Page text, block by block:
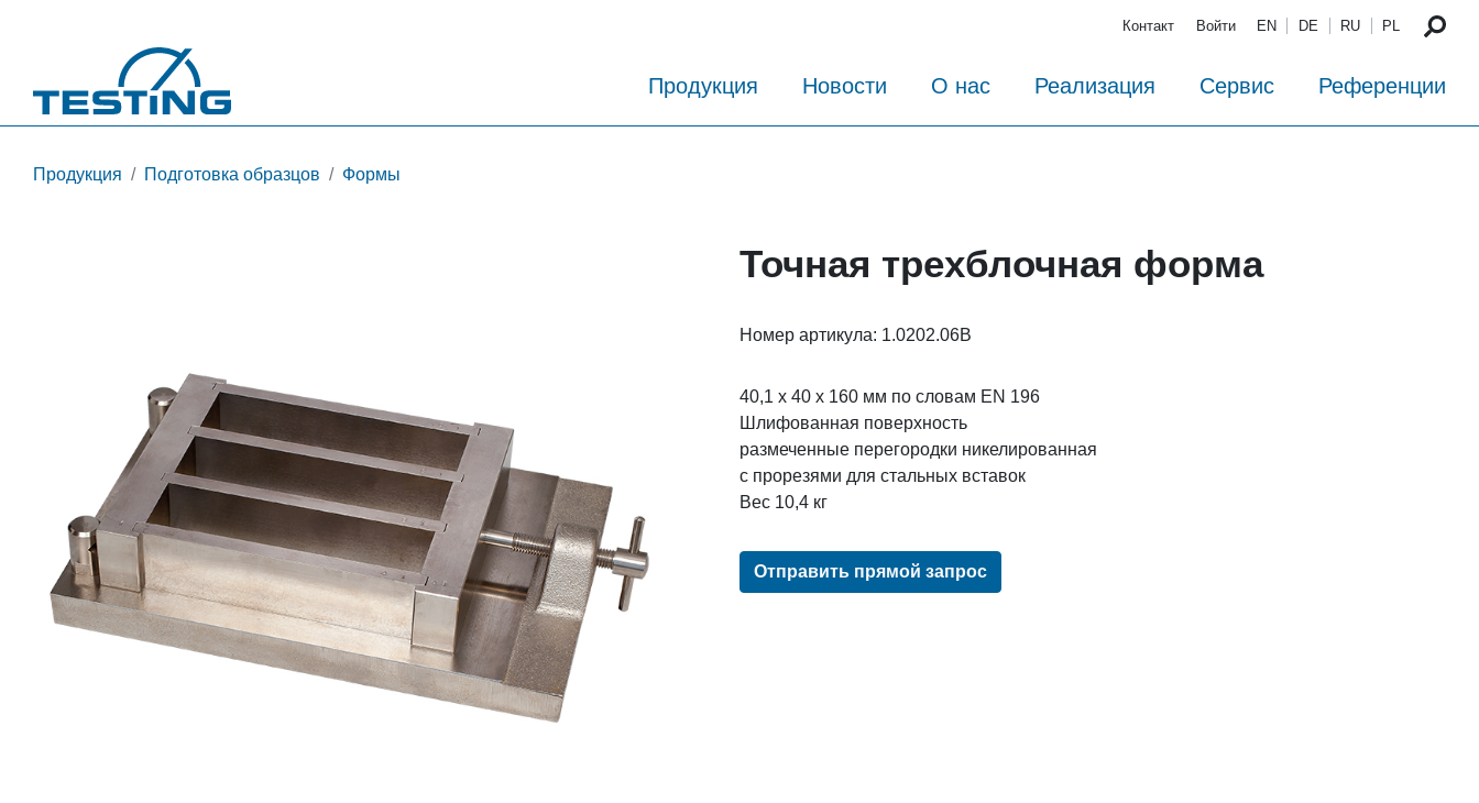
Контакт Войти EN DE RU PL
Продукция Новости О нас Реализация Сервис Референции
Продукция Подготовка образцов Формы
Точная трехблочная форма
Номер артикула: 1.0202.06B
40,1 x 40 x 160 мм по словам EN 196
Шлифованная поверхность
размеченные перегородки никелированная
с прорезями для стальных вставок
Вес 10,4 кг
Отправить прямой запрос